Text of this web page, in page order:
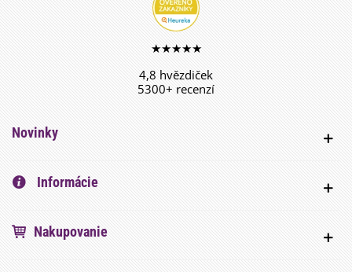
★★★★★
4,8 hvězdiček
5300+ recenzí
Novinky
Informácie
Nakupovanie